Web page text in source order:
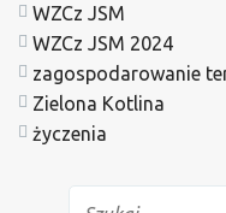
WZCz JSM
WZCz JSM 2024
zagospodarowanie
Zielona Kotlina
życzenia